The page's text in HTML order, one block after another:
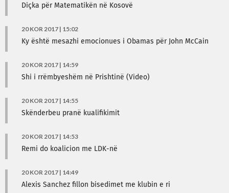
Diçka për Matematikën në Kosovë
20 KOR 2017 | 15:02
Ky është mesazhi emocionues i Obamas për John McCain
20 KOR 2017 | 14:59
Shi i rrëmbyeshëm në Prishtinë (Video)
20 KOR 2017 | 14:55
Skënderbeu pranë kualifikimit
20 KOR 2017 | 14:53
Remi do koalicion me LDK-në
20 KOR 2017 | 14:49
Alexis Sanchez fillon bisedimet me klubin e ri